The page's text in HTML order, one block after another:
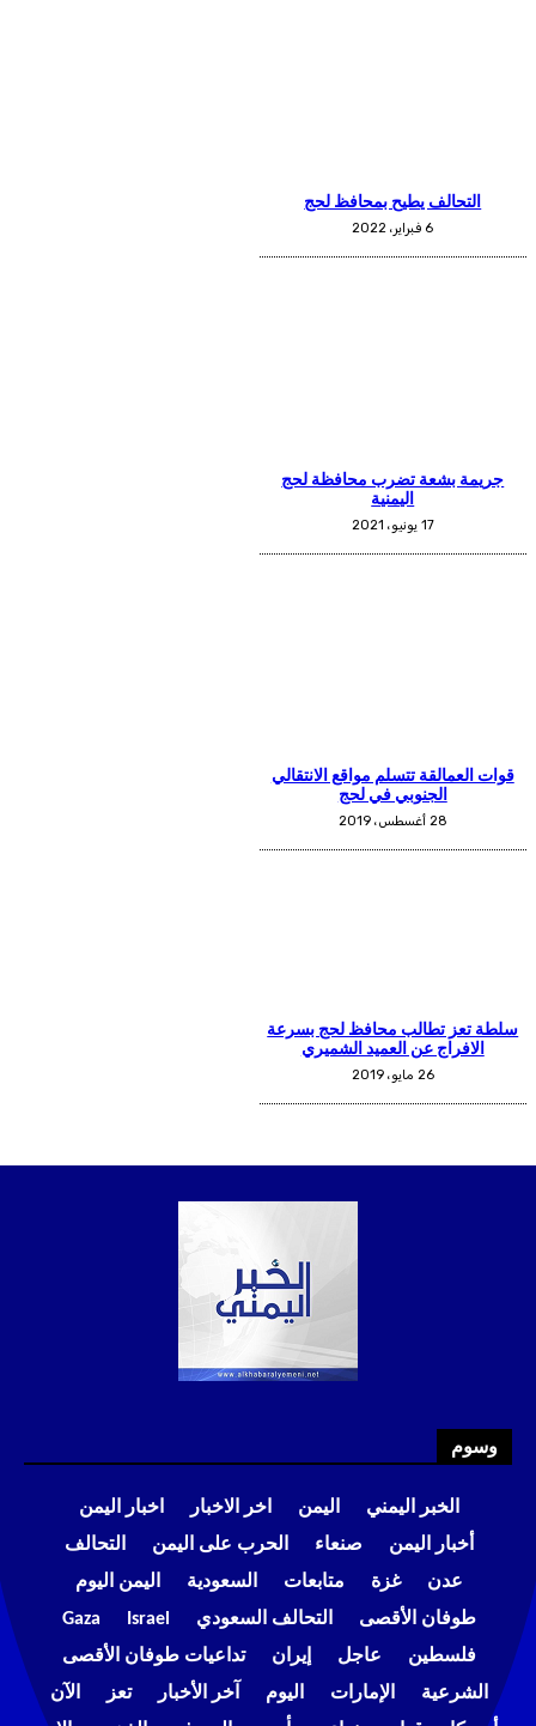
وسوم
الخبر اليمني اليمن اخر الاخبار
اخبار اليمن
أخبار اليمن
صنعاء الحرب على اليمن
التحالف
عدن
غزة متابعات السعودية
اليمن اليوم
طوفان الأقصى
التحالف السعودي Israel
Gaza
فلسطين
عاجل إيران
تداعيات طوفان الأقصى
الشرعية
الإمارات اليوم آخر الأخبار تعز
الآن